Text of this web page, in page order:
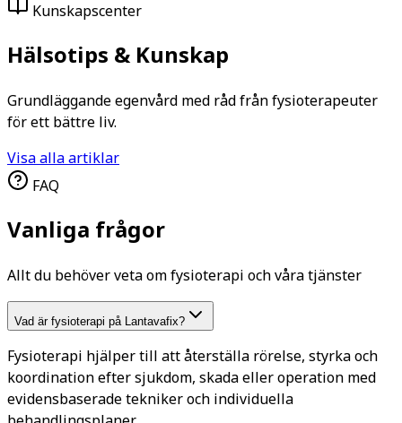
Kunskapscenter
Hälsotips & Kunskap
Grundläggande egenvård med råd från fysioterapeuter
för ett bättre liv.
Visa alla artiklar
FAQ
Vanliga frågor
Allt du behöver veta om fysioterapi och våra tjänster
Vad är fysioterapi på Lantavafix?
Fysioterapi hjälper till att återställa rörelse, styrka och
koordination efter sjukdom, skada eller operation med
evidensbaserade tekniker och individuella